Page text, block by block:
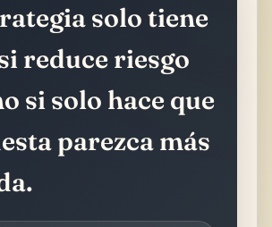
solo tiene
reduce riesgo
si solo hace que
parezca más